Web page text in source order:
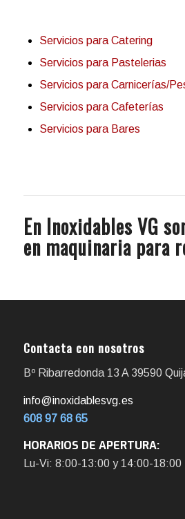
Servicios para Catering
Servicios para Pastelerias
Servicios para Carnicerías/
Servicios para Cafeterías
Servicios para Bares
En Inoxidables VG
en maquinaria para
Contacta con nosotros
Bº Ribarredonda 13 A 39590
info@inoxidablesvg.es
608 97 68 65
HORARIOS DE APERTURA:
Lu-Vi: 8:00-13:00 y 14:00-18:00